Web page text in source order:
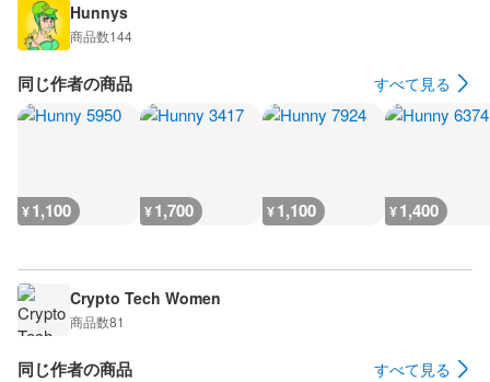
Hunnys
商品数144
同じ作者の商品 すべて見る
¥1,100 ¥1,700 ¥1,100 ¥1,400
Crypto Tech Women
商品数81
同じ作者の商品 すべて見る